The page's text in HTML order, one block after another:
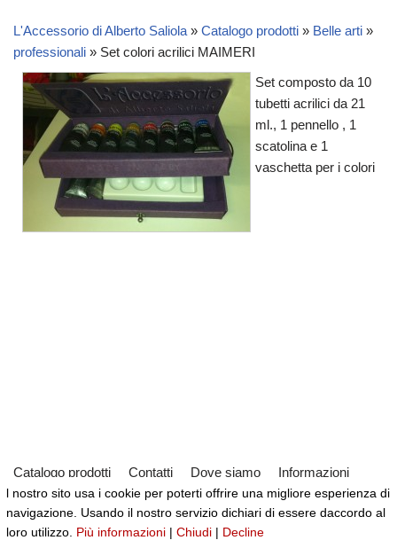
L'Accessorio di Alberto Saliola » Catalogo prodotti » Belle arti »
professionali » Set colori acrilici MAIMERI
Set composto da 10
tubetti acrilici da 21
ml., 1 pennello , 1
scatolina e 1
vaschetta per i colori
Catalogo prodotti Contatti Dove siamo
Informazioni
Partner
Servizi Virtual Tour del Negozio
Neve| Powered byWordPress
l nostro sito usa i cookie per poterti offrire una migliore esperienza di
navigazione. Usando il nostro servizio dichiari di essere daccordo al
loro utilizzo. Più informazioni | Chiudi | Decline